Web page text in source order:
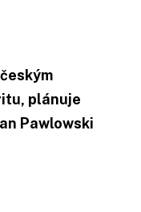
plánuje
Pawlowski